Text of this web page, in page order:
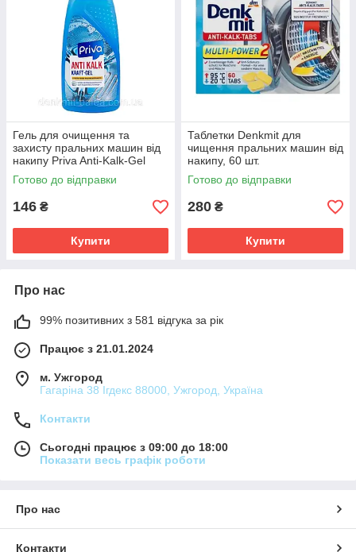
Гель для очищення та
захисту пральних машин від
накипу Priva Anti-Kalk-Gel
1000 мл
Готово до відправки
146 ₴
Купити
Таблетки Denkmit для
чищення пральних машин від
накипу, 60 шт.
Готово до відправки
280 ₴
Купити
Про нас
99% позитивних з 581 відгука за рік
Працює з 21.01.2024
м. Ужгород
Гагаріна 38 Ігдекс 88000, Ужгород, Україна
Контакти
Сьогодні працює з 09:00 до 18:00
Показати весь графік роботи
Про нас
Контакти